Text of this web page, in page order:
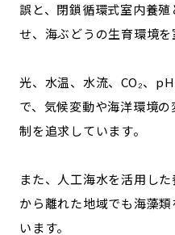
誤と、閉鎖循環式室内養
せ、海ぶどうの生育環境を
光、水温、水流、CO₂、
で、気候変動や海洋環境
制を追求しています。
また、人工海水を活用し
から離れた地域でも海藻
います。